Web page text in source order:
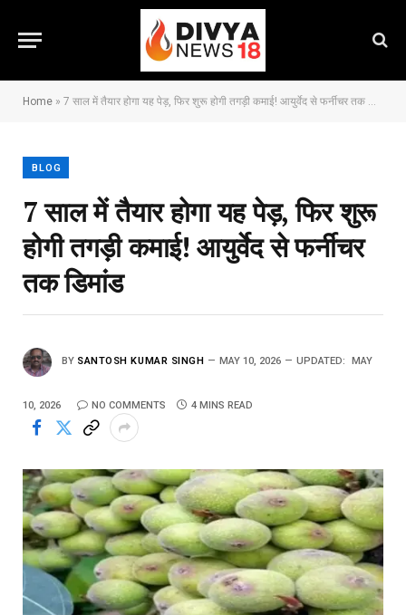
Home » 7 साल में तैयार होगा यह पेड़, फिर शुरू होगी तगड़ी कमाई! आयुर्वेद से फर्नीचर तक डिमांड
BLOG
7 साल में तैयार होगा यह पेड़, फिर शुरू
होगी तगड़ी कमाई! आयुर्वेद से फर्नीचर
तक डिमांड
BY SANTOSH KUMAR SINGH MAY 10, 2026 UPDATED: MAY
10, 2026 NO COMMENTS 4 MINS READ